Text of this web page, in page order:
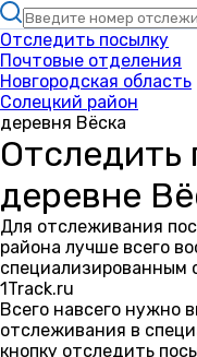
Отследить посылку
Почтовые отделения
Новгородская область
Солецкий район
деревня Вёска
Отследить
деревне
Для отслеживания
района лучше всего
специализированным
1Track.ru
Всего навсего нужно
отслеживания в
кнопку отследить